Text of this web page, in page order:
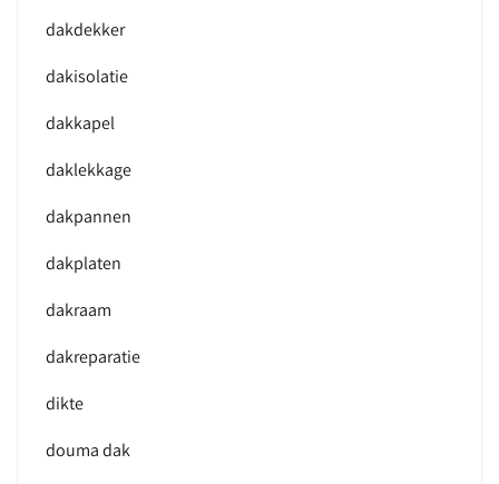
dakdekker
dakisolatie
dakkapel
daklekkage
dakpannen
dakplaten
dakraam
dakreparatie
dikte
douma dak